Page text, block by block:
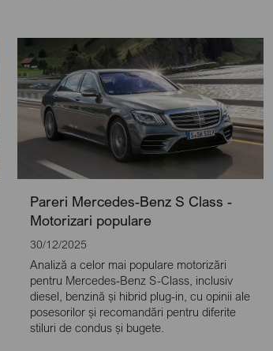
Pareri Mercedes-Benz S Class -
Motorizari populare
30/12/2025
Analiză a celor mai populare motorizări
pentru Mercedes-Benz S-Class, inclusiv
diesel, benzină și hibrid plug-in, cu opinii ale
posesorilor și recomandări pentru diferite
stiluri de condus și bugete.